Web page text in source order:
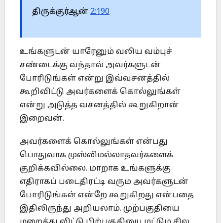
திருக்குர்ஆன் 2:190
உங்களுடன் யாரேனும் வலிய வம்புச்
சண்டைக்கு வந்தால் அவர்களுடன்
போரிடுங்கள் என்று இவ்வசனத்தில்
கூறிவிட்டு அவர்களைக் கொல்லுங்கள்
என்று அடுத்த வசனத்தில் கூறுகிறான்
இறைவன்.
அவர்களைக் கொல்லுங்கள் என்பது
பொதுவாக முஸ்லிமல்லாதவர்களைக்
குறிக்கவில்லை. மாறாக உங்களுக்கு
எதிராகப் படைதிரட்டி வரும் அவர்களுடன்
போரிடுங்கள் என்றே கூறுகிறது என்பதை
இதிலிருந்து அறியலாம். முற்பகுதியை